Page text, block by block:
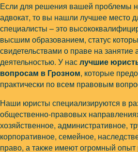
Если для решения вашей проблемы
адвокат, то вы нашли лучшее место
специалисты – это
высшим образованием, статус
свидетельствами о праве на занятие
деятельностью. У наслучшие
вопросам в Грозном, которые
практически по всем правовым
Наши юристы специализируются в
общественно-правовых
хозяйственное, административное,
корпоративное, семейное,
право, а также имеют огромный